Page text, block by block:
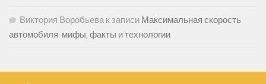
Виктория Воробьевак записи Максимальная скорость
автомобиля: мифы, факты и технологии